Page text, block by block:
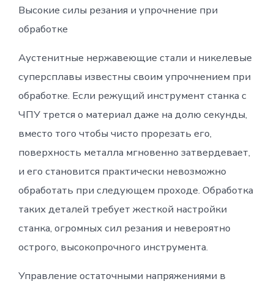
Высокие силы резания и упрочнение при
обработке
Аустенитные нержавеющие стали и никелевые
суперсплавы известны своим упрочнением при
обработке. Если режущий инструмент станка с
ЧПУ трется о материал даже на долю секунды,
вместо того чтобы чисто прорезать его,
поверхность металла мгновенно затвердевает,
и его становится практически невозможно
обработать при следующем проходе. Обработка
таких деталей требует жесткой настройки
станка, огромных сил резания и невероятно
острого, высокопрочного инструмента.
Управление остаточными напряжениями в